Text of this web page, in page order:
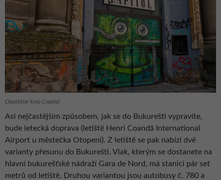
Opuštěné kino Capitol
Asi nejčastějším způsobem, jak se do Bukurešti vypravíte,
bude letecká doprava (letiště Henri Coandă International
Airport u městečka Otopeni). Z letiště se pak nabízí dvě
varianty přesunu do Bukurešti. Vlak, kterým se dostanete na
hlavní bukurešťské nádraží Gara de Nord, má stanici pár set
metrů od letiště. Druhou variantou jsou autobusy č. 780 a